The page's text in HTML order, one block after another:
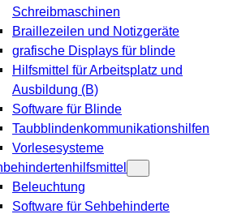
Schreibmaschinen
Braillezeilen und Notizgeräte
grafische Displays für blinde
Hilfsmittel für Arbeitsplatz und
Ausbildung (B)
Software für Blinde
Taubblindenkommunikationshilfen
Vorlesesysteme
Beleuchtung
Software für Sehbehinderte